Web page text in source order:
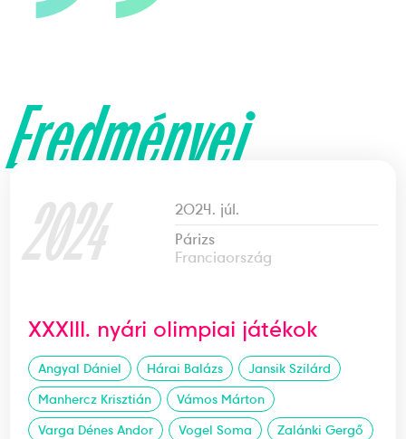
Eredményei
2024
2024. júl.
Párizs
Franciaország
XXXIII. nyári olimpiai játékok
Angyal Dániel Hárai Balázs
Jansik Szilárd
Manhercz Krisztián
Vámos Márton
Varga Dénes Andor
Vogel Soma
Zalánki Gergő